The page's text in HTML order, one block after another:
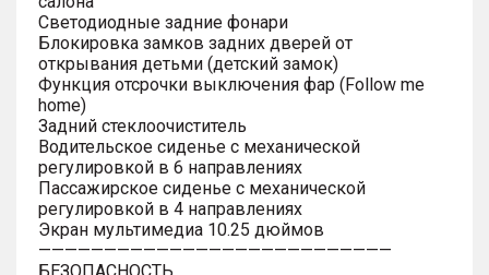
Светодиодные задние фонари
Блокировка замков задних дверей от
открывания детьми (детский замок)
Функция отсрочки выключения фар (Follow me
home)
Задний стеклоочиститель
Водительское сиденье с механической
регулировкой в 6 направлениях
Пассажирское сиденье с механической
регулировкой в 4 направлениях
Экран мультимедиа 10.25 дюймов
———————————————————————————
БЕЗОПАСНОСТЬ